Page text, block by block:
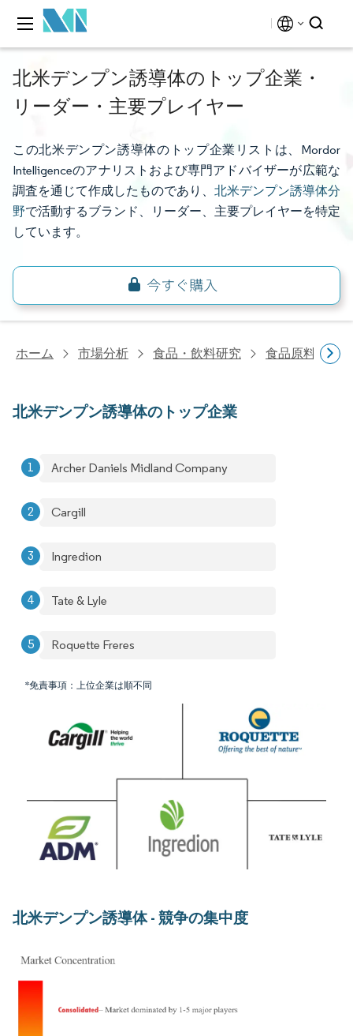
北米デンプン誘導体のトップ企業・
リーダー・主要プレイヤー
この北米デンプン誘導体のトップ企業リストは、Mordor
Intelligenceのアナリストおよび専門アドバイザーが広範な
調査を通じて作成したものであり、 北米デンプン誘導体分
野で活動するブランド、リーダー、主要プレイヤーを特定
しています。
ホーム 市場分析 食品・飲料研究 食品原料・食
北米デンプン誘導体のトップ企業
Archer Daniels Midland Company
Cargill
Ingredion
Tate & Lyle
Roquette Freres
*免責事項：上位企業は順不同
北米デンプン誘導体 - 競争の集中度